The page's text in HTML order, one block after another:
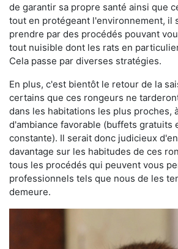
de garantir sa propre santé ainsi que
tout en protégeant l'environnement, il
prendre par des procédés pouvant
tout nuisible dont les rats en
Cela passe par diverses stratégies.
En plus, c'est bientôt le retour de la
certains que ces rongeurs ne
dans les habitations les plus proches,
d'ambiance favorable (buffets gratuits
constante). Il serait donc judicieux
davantage sur les habitudes de ces
tous les procédés qui peuvent vous
professionnels tels que nous de les
demeure.